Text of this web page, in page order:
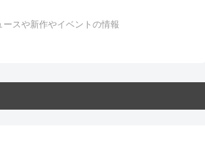
ースや新作やイベントの情報